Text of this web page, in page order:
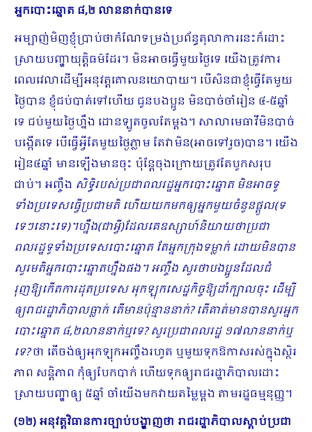
អ្នកបោះឆ្នោត ៨,២ លាននាក់បានទេ
អម្បាញ់មិញខ្ញុំប្រាប់ថាកំណែទម្រង់ប្រព័ន្ធតុលាការនេះក៏ដោះ
ស្រាយបញ្ហាយុត្តិធម៌ដែរ។ មិនអាចធ្វើមួយថ្ងៃទេ យើងត្រូវការ
ពេលវេលាដើម្បីអនុវត្តគោលនយោបាយ។ បើសិនជាខ្ញុំធ្វើតែមួយ
ថ្ងៃបាន ខ្ញុំជប់បាត់ទៅហើយ ជូនបងប្អូន មិនបាច់ចាំរៀន ៤-៥ឆ្នាំ
ទេ ជប់មួយថ្ងៃហ្នឹង ដោនឡូតចូលតែម្ដង។ សាលាមេធាវីមិនបាច់
បង្កើតទេ បើធ្វើអ្វីតែមួយថ្ងៃភ្លាម តែវាមិន(អាចទៅរួច)បាន។ យើង
រៀន៤ឆ្នាំ មានឡើងមានចុះ ប៉ុន្តែចុងក្រោយត្រូវតែបូកសរុប
ជាប់។ អញ្ចឹង សិទ្ធិរបស់ប្រជាពលរដ្ឋអ្នកបោះឆ្នោត មិនអាចទូ
ទាំងប្រទេសធ្វើប្រជាមតិ ហើយយកមកឲ្យអ្នក​មួយ​ចំនួនផ្ដួល(ទ
ទេៗនោះទេ)។ហ្នឹង(ជាអ្វី)ដែលគេឧស្សាហ៍និយាយថាប្រជា
ពលរដ្ឋទូទាំងប្រទេសបោះឆ្នោត តែអ្នកក្រុងទម្លាក់ ដោយមិនបាន
សួរមតិអ្នកបោះឆ្នោតហ្នឹងផង។ អញ្ចឹង សួរថាបងប្អូនដែលជំ​
រុញឱ្យកើតការដុតប្រ​ទេស អុកឡុកសេដ្ឋកិច្ចឱ្យដាំក្បាលចុះ ដើម្បី
ឲ្យរាជរដ្ឋាភិបាល​ធ្លាក់ តើមានប៉ុន្មាននាក់? តើគាត់មានបានសួរអ្នក
បោះឆ្នោត ៨,២លាននាក់​ឬទេ? សួរប្រជាពលរដ្ឋ ១៧លាននាក់ឬ
ទេ?ថា តើចង់ឲ្យអុកឡុកអញ្ចឹងរហូត ឬមួយទុកឱកាសរស់ក្នុងស្ថិរ
ភាព សន្តិភាព កុំឲ្យបែកបាក់ ហើយទុកឲ្យរាជរដ្ឋាភិបាលដោះ
ស្រាយបញ្ហាឲ្យ ៥ឆ្នាំ ចាំយើងមកវាយតម្លៃម្ដង តាមរដ្ឋធម្មនុញ្ញ។
(១២) អនុវត្តវិធានការច្បាប់បង្ហាញថា រាជរដ្ឋាភិបាលស្តាប់ប្រជា